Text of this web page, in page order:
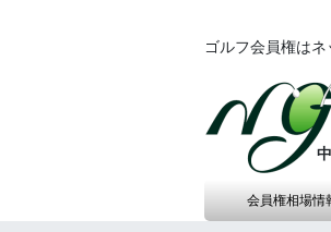
ゴルフ会員権は
会員権相場情